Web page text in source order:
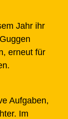
Jahr ihr
erneut für
Aufgaben,
Im